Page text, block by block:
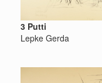
3 Putti
Lepke Gerda